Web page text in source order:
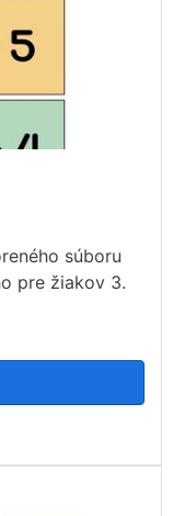
súboru
pre žiakov 3.